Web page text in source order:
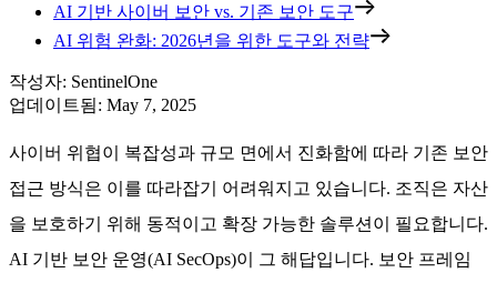
AI 기반 사이버 보안 vs. 기존 보안 도구
AI 위험 완화: 2026년을 위한 도구와 전략
작성자: SentinelOne
업데이트됨: May 7, 2025
사이버 위협이 복잡성과 규모 면에서 진화함에 따라 기존 보안
접근 방식은 이를 따라잡기 어려워지고 있습니다. 조직은 자산
을 보호하기 위해 동적이고 확장 가능한 솔루션이 필요합니다.
AI 기반 보안 운영(AI SecOps)이 그 해답입니다. 보안 프레임